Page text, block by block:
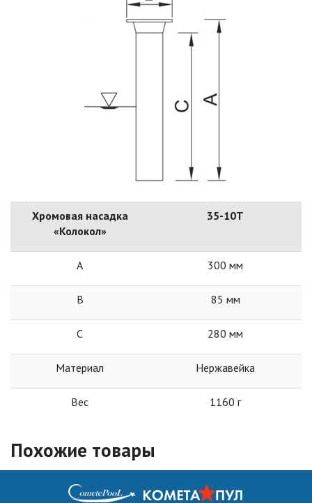
Хромовая насадка
«Колокол»
35-10Т
А 300 мм
В 85 мм
С 280 мм
Материал Нержавейка
Вес 1160 г
Похожие товары